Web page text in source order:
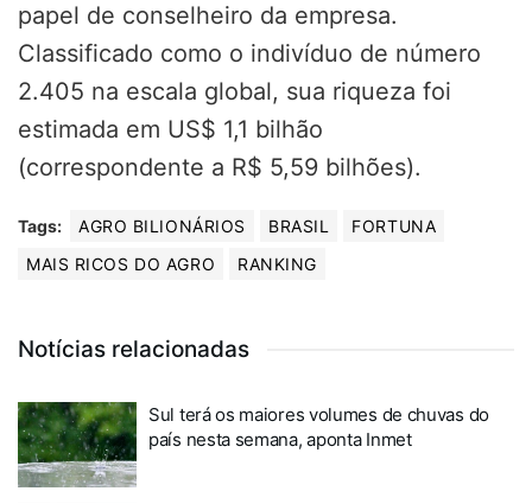
papel de conselheiro da empresa.
Classificado como o indivíduo de número
2.405 na escala global, sua riqueza foi
estimada em US$ 1,1 bilhão
(correspondente a R$ 5,59 bilhões).
Tags: AGRO BILIONÁRIOS BRASIL
FORTUNA
MAIS RICOS DO AGRO
RANKING
Notícias relacionadas
Sul terá os maiores volumes de chuvas do
país nesta semana, aponta Inmet